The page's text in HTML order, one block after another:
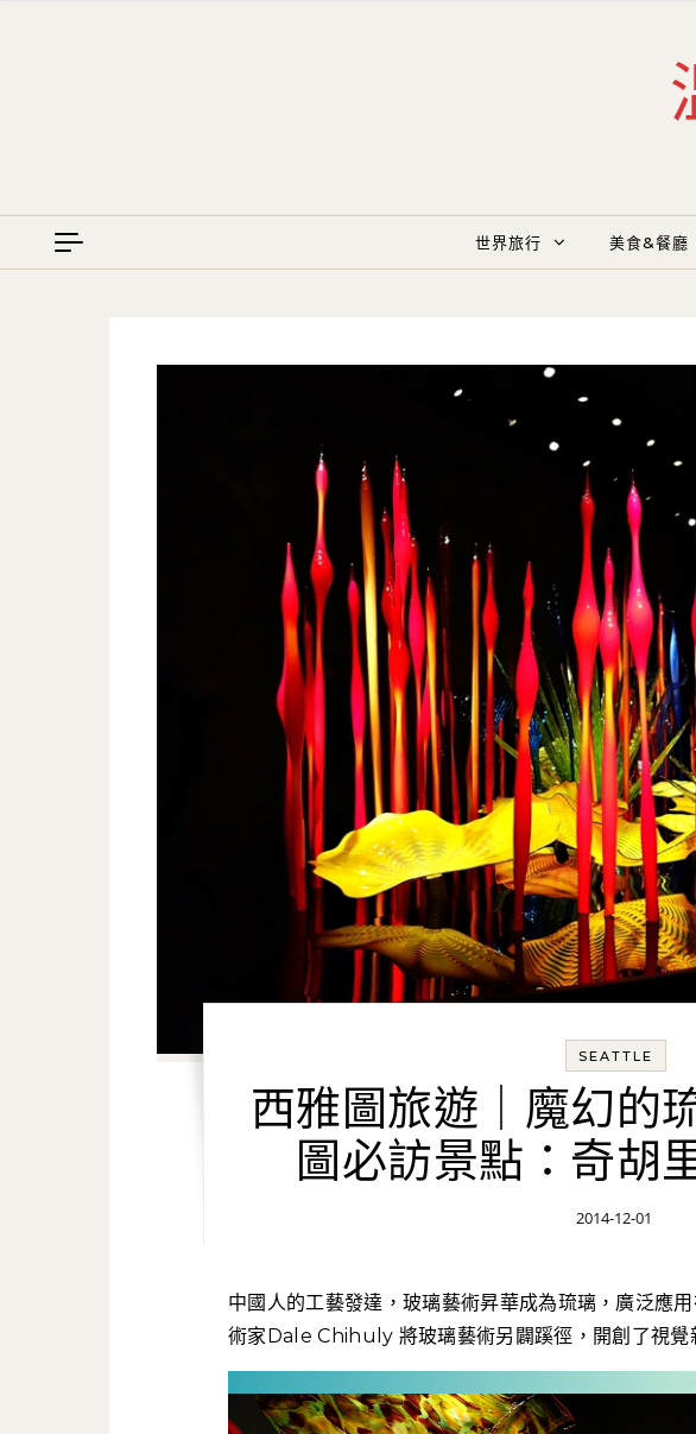
世界旅行 美食&餐廳
SEATTLE
西雅圖旅遊｜魔幻的
圖必訪景點：奇胡
2014-12-01
中國人的工藝發達，玻璃藝術昇華成為琉璃，廣泛應用在建築和裝飾上。現代的美國玻璃藝
術家Dale Chihuly 將玻璃藝術另闢蹊徑，開創了視覺